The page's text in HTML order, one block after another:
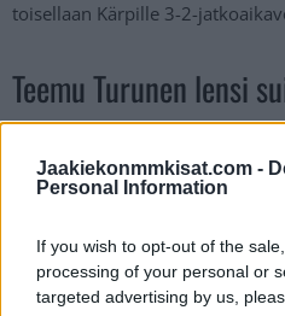
Jaakiekonmmkisat.com -
Personal Information
If you wish to opt-out of the
processing of your personal or
targeted advertising by us,
toisellaan Kärpille 3-2-
Teemu Turunen lensi
avausottelussa